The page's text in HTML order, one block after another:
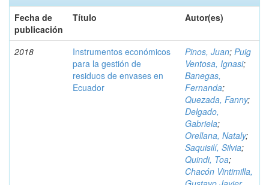
Fecha de
publicación
Título Autor(es)
2018
Instrumentos económicos
para la gestión de
residuos de envases en
Ecuador
Pinos, Juan; Puig
Ventosa, Ignasi;
Banegas,
Fernanda;
Quezada, Fanny;
Delgado,
Gabriela;
Orellana, Nataly;
Saquisilí, Silvia;
Quindi, Toa;
Chacón Vintimilla,